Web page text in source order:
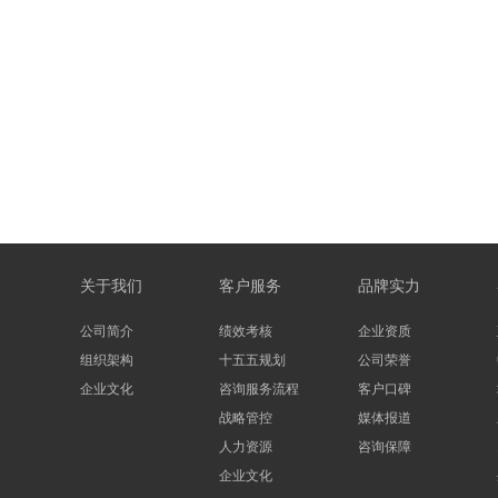
关于我们
公司简介
组织架构
企业文化
客户服务
绩效考核
十五五规划
咨询服务流程
战略管控
人力资源
企业文化
品牌实力
企业资质
公司荣誉
客户口碑
媒体报道
咨询保障